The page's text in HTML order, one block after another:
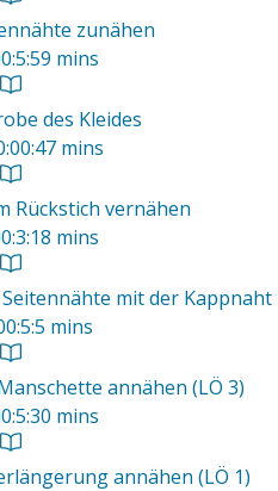
zunähen
mins
des Kleides
mins
Rückstich vernähen
mins
mit der Kappnaht
mins
annähen (LÖ 3)
mins
annähen (LÖ 1)